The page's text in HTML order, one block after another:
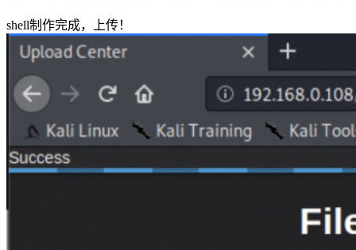
shell制作完成，上传！